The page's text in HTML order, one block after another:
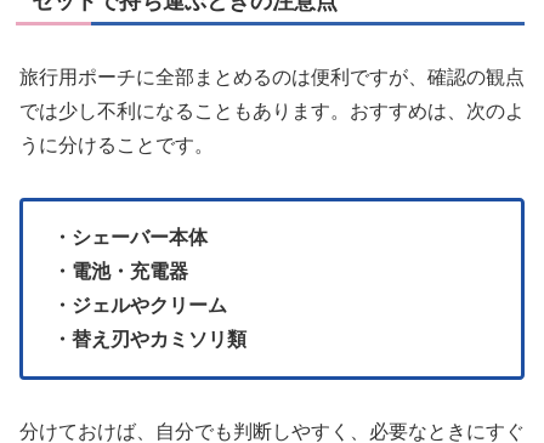
旅行用ポーチに全部まとめるのは便利ですが、確認の観点
では少し不利になることもあります。おすすめは、次のよ
うに分けることです。
・シェーバー本体
・電池・充電器
・ジェルやクリーム
・替え刃やカミソリ類
分けておけば、自分でも判断しやすく、必要なときにすぐ